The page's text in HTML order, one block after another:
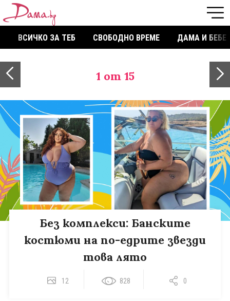
ВСИЧКО ЗА ТЕБ СВОБОДНО ВРЕМЕ ДАМА И БЕБЕ
1 от 15
Без комплекси: Банските
костюми на по-едрите звезди
това лято
12 828 0